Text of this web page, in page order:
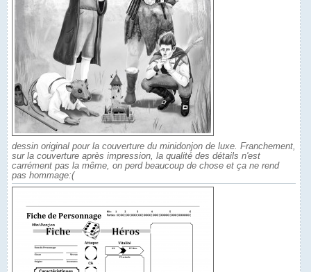
dessin original pour la couverture du minidonjon de luxe. Franchement,
sur la couverture après impression, la qualité des détails n'est
carrément pas la même, on perd beaucoup de chose et ça ne rend
pas hommage:(